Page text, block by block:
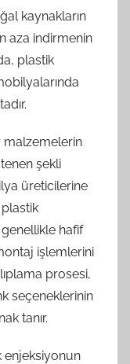
kaynakların
aza indirmenin
plastik
malzemelerin
şekli
üreticilerine
hafif
işlemlerini
prosesi,
seçeneklerinin
tanır.
enjeksiyonun